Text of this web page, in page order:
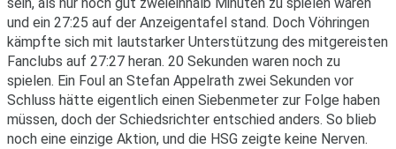
und ein 27:25 auf der Anzeigentafel stand. Doch Vöhringen
kämpfte sich mit lautstarker Unterstützung des mitgereisten
Fanclubs auf 27:27 heran. 20 Sekunden waren noch zu
spielen. Ein Foul an Stefan Appelrath zwei Sekunden vor
Schluss hätte eigentlich einen Siebenmeter zur Folge haben
müssen, doch der Schiedsrichter entschied anders. So blieb
noch eine einzige Aktion, und die HSG zeigte keine Nerven.